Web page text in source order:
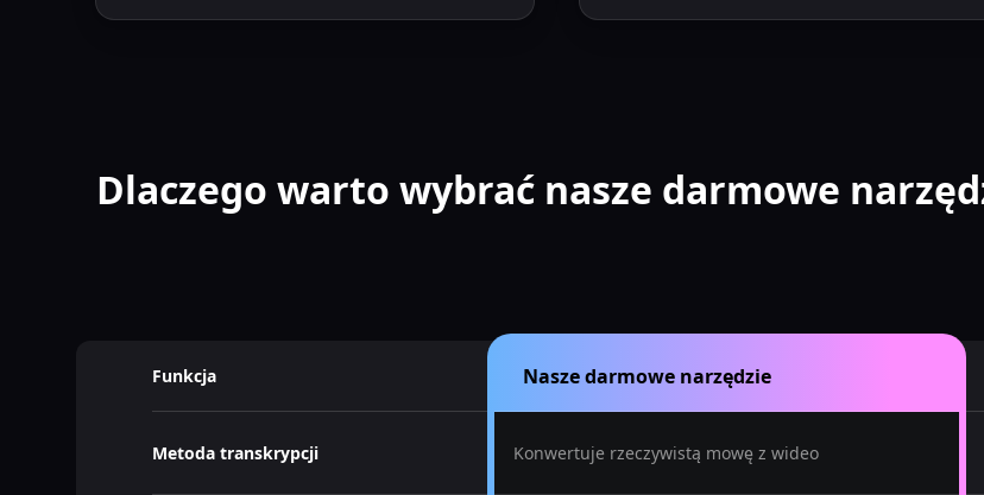
Dlaczego warto wybrać nasze darmowe
Funkcja
Metoda transkrypcji
Nasze darmowe narzędzie
Konwertuje rzeczywistą mowę z wideo